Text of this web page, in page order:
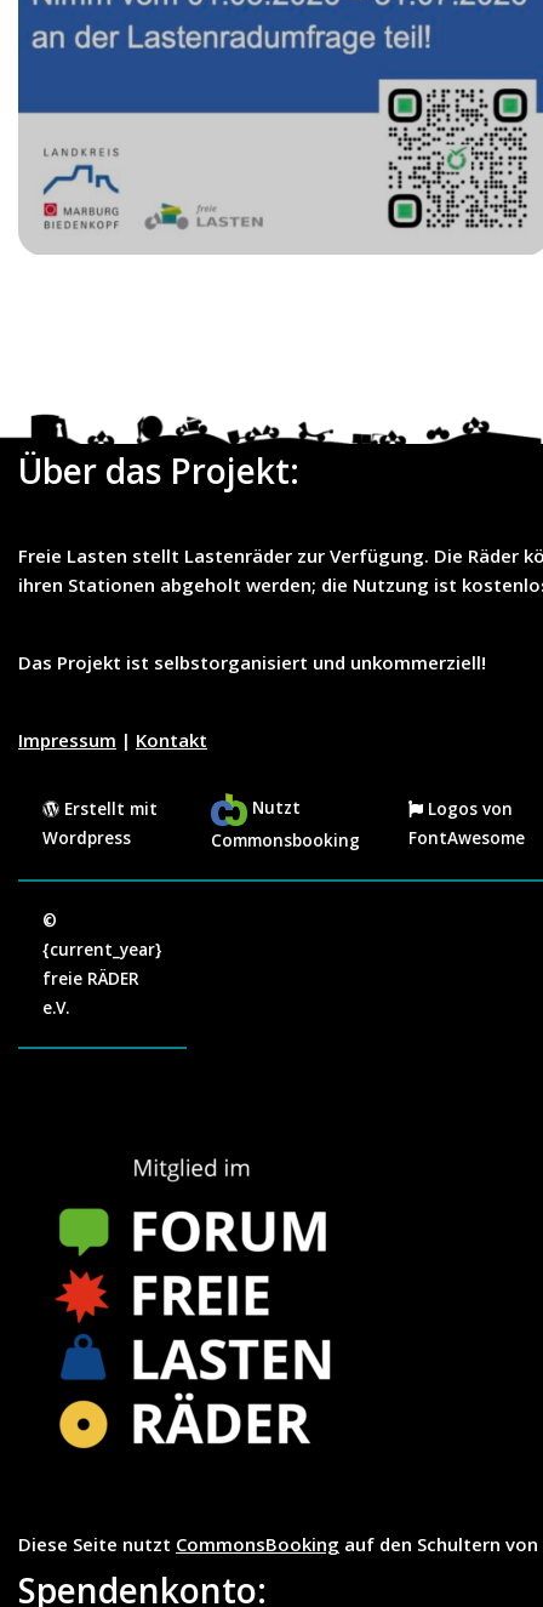
Über das Projekt:
Freie Lasten stellt Lastenräder zur Verfügung. Die Räder
ihren Stationen abgeholt werden; die Nutzung ist
Das Projekt ist selbstorganisiert und unkommerziell!
Impressum | Kontakt
Erstellt mit
Wordpress
Nutzt
Commonsbooking
Logos von
FontAwesome
©
{current_year}
freie RÄDER
e.V.
Diese Seite nutzt CommonsBooking auf den Schultern von
Spendenkonto: